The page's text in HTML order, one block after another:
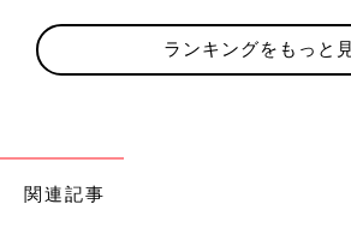
長いレポを読んでくださり、ありがとうご
いかがでしたか？ たまひよのアプリ「ま
は、もっとたくさんの「出産レポート」を
また、同じ出産予定月の人と情報交換がで
ランキングをもっと
関連記事